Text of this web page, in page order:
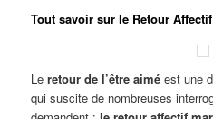
Tout savoir sur le Retour
Leretour de l’être aimé est une
qui suscite de nombreuses